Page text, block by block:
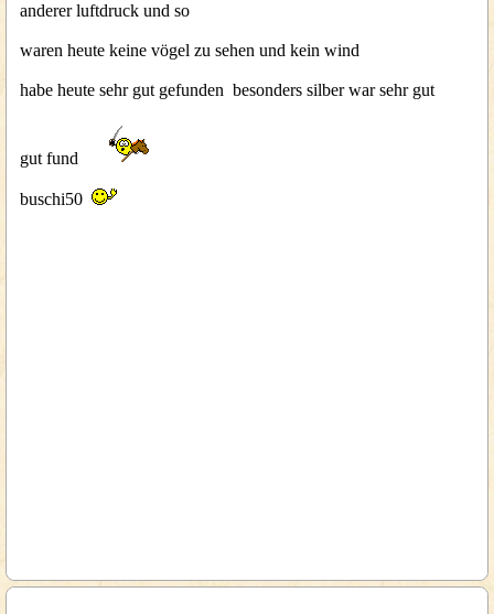
anderer luftdruck und so
waren heute keine vögel zu sehen und kein wind
habe heute sehr gut gefunden besonders silber war sehr gut
gut fund
buschi50